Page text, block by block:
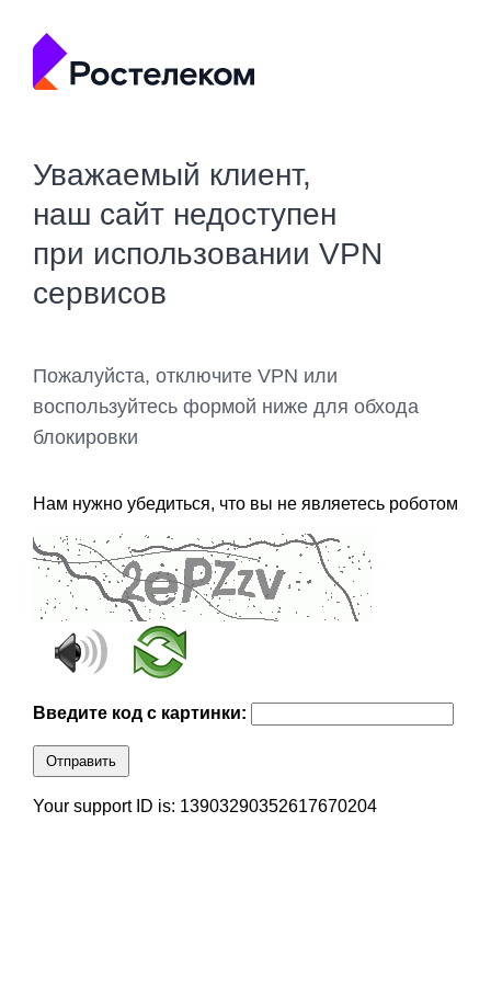
Уважаемый клиент,
наш сайт недоступен
при использовании VPN
сервисов
Пожалуйста, отключите VPN или
воспользуйтесь формой ниже для обхода
блокировки
Нам нужно убедиться, что вы не являетесь роботом
Введите код с картинки:
Отправить
Your support ID is: 13903290352617670204